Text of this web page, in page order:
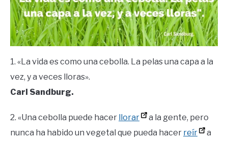
1. «La vida es como una cebolla. La pelas una capa a la
vez, y a veces lloras».
Carl Sandburg.
2. «Una cebolla puede hacer llorar
a la gente, pero
nunca ha habido un vegetal que pueda hacer reír
a